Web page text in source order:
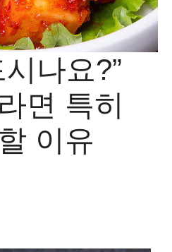
나요?”
면 특히
이유